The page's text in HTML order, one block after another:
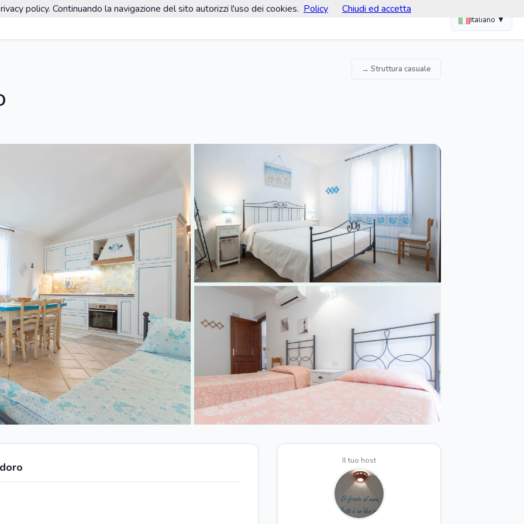
Italiano ▼
→ Struttura casuale
Il tuo host
policy. Continuando la navigazione del sito autorizzi l'uso dei cookies. Policy Chiudi ed accetta